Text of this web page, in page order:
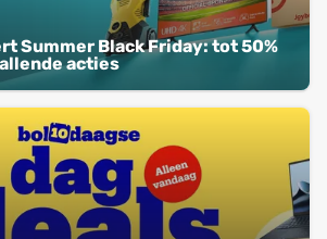
Summer Black Friday: tot 50%
acties